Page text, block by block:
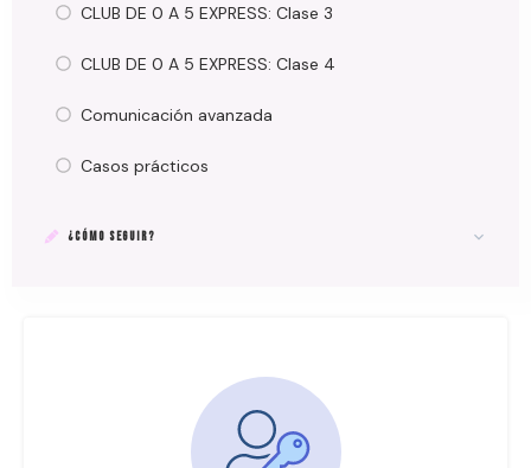
CLUB DE 0 A 5 EXPRESS: Clase 3
CLUB DE 0 A 5 EXPRESS: Clase 4
Comunicación avanzada
Casos prácticos
¿CÓMO SEGUIR?